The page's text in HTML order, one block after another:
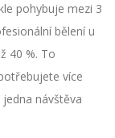
pohybuje mezi 3
bělení u
40 %. To
více
návštěva